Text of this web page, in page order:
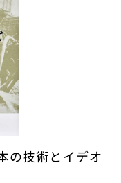
の技術とイデオ